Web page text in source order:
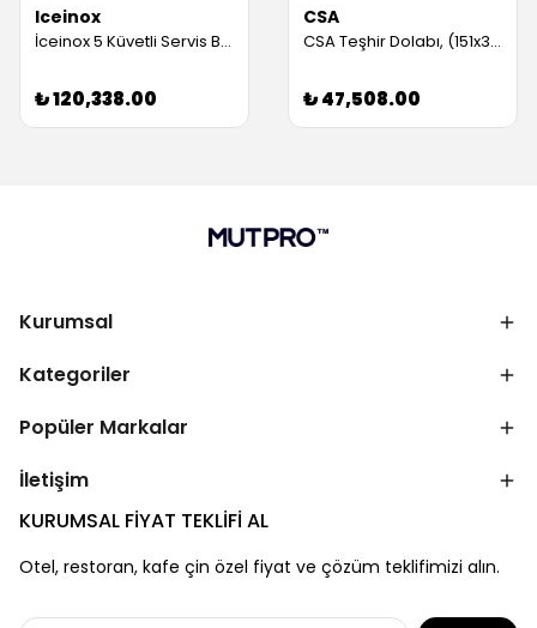
Iceinox
İceinox 5 Küvetli Servis Buzdolapları Camlı (Servis Garantili)
₺ 120,338.00
CSA
CSA Teşhir Dolabı, (151x39x46) cm (Servis Garantili)
₺ 47,508.00
Kurumsal
Kategoriler
Popüler Markalar
İletişim
KURUMSAL FİYAT TEKLİFİ AL
Otel, restoran, kafe çin özel fiyat ve çözüm teklifimizi alın.